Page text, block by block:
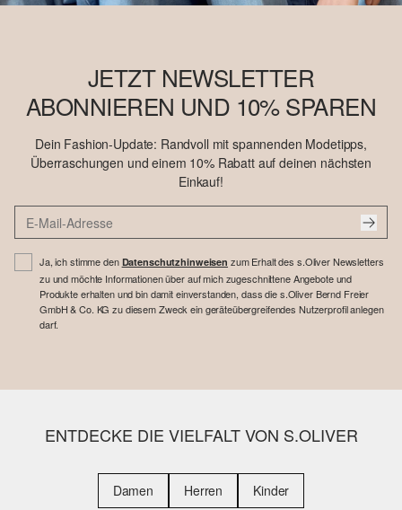
JETZT NEWSLETTER
ABONNIEREN UND 10% SPAREN
Dein Fashion-Update: Randvoll mit spannenden Modetipps,
Überraschungen und einem 10% Rabatt auf deinen nächsten
Einkauf!
Ja, ich stimme den Datenschutzhinweisen zum Erhalt des s.Oliver Newsletters
zu und möchte Informationen über auf mich zugeschnittene Angebote und
Produkte erhalten und bin damit einverstanden, dass die s.Oliver Bernd Freier
GmbH & Co. KG zu diesem Zweck ein geräteübergreifendes Nutzerprofil anlegen
darf.
ENTDECKE DIE VIELFALT VON S.OLIVER
Damen Herren Kinder